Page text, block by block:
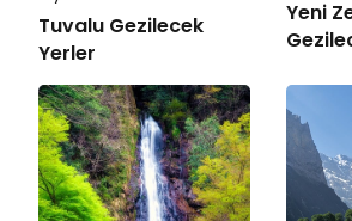
Tuvalu Gezilecek
Yerler
Yeni